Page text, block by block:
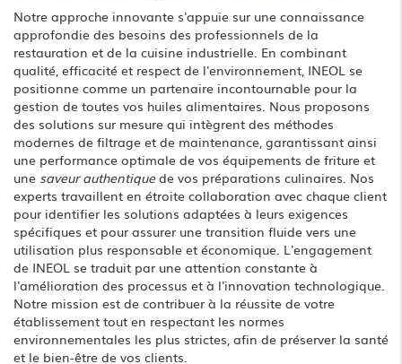
Notre approche innovante s'appuie sur une connaissance
approfondie des besoins des professionnels de la
restauration et de la cuisine industrielle. En combinant
qualité, efficacité et respect de l'environnement, INEOL se
positionne comme un partenaire incontournable pour la
gestion de toutes vos huiles alimentaires. Nous proposons
des solutions sur mesure qui intègrent des méthodes
modernes de filtrage et de maintenance, garantissant ainsi
une performance optimale de vos équipements de friture et
une saveur authentiquede vos préparations culinaires. Nos
experts travaillent en étroite collaboration avec chaque client
pour identifier les solutions adaptées à leurs exigences
spécifiques et pour assurer une transition fluide vers une
utilisation plus responsable et économique. L'engagement
de INEOL se traduit par une attention constante à
l'amélioration des processus et à l'innovation technologique.
Notre mission est de contribuer à la réussite de votre
établissement tout en respectant les normes
environnementales les plus strictes, afin de préserver la santé
et le bien-être de vos clients.